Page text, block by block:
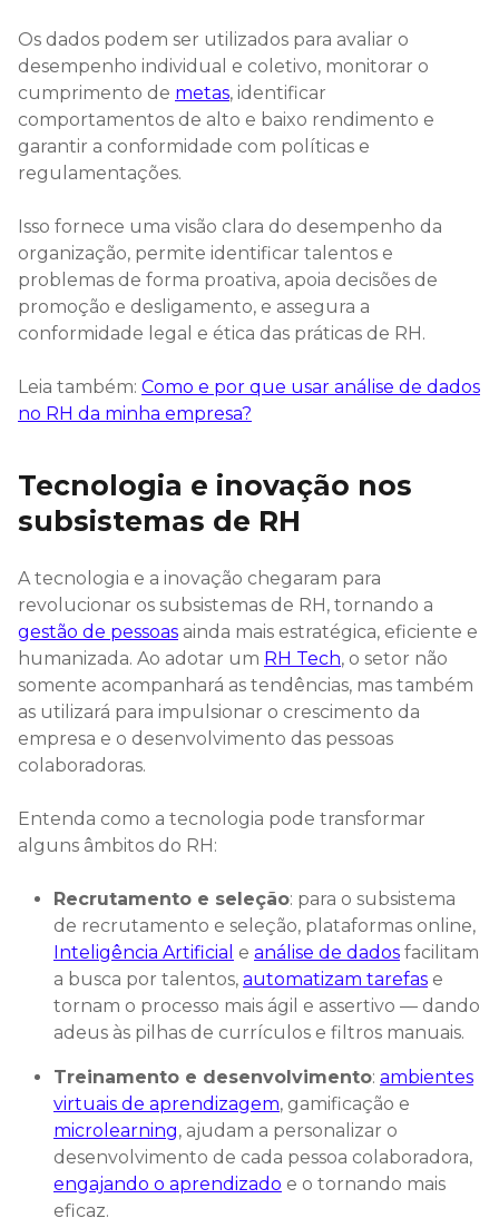
Os dados podem ser utilizados para avaliar o
desempenho individual e coletivo, monitorar o
cumprimento de metas, identificar
comportamentos de alto e baixo rendimento e
garantir a conformidade com políticas e
regulamentações.
Isso fornece uma visão clara do desempenho da
organização, permite identificar talentos e
problemas de forma proativa, apoia decisões de
promoção e desligamento, e assegura a
conformidade legal e ética das práticas de RH.
Leia também: Como e por que usar análise de dados
no RH da minha empresa?
Tecnologia e inovação nos
subsistemas de RH
A tecnologia e a inovação chegaram para
revolucionar os subsistemas de RH, tornando a
gestão de pessoas ainda mais estratégica, eficiente e
humanizada. Ao adotar um RH Tech, o setor não
somente acompanhará as tendências, mas também
as utilizará para impulsionar o crescimento da
empresa e o desenvolvimento das pessoas
colaboradoras.
Entenda como a tecnologia pode transformar
alguns âmbitos do RH:
Recrutamento e seleção: para o subsistema
de recrutamento e seleção, plataformas online,
Inteligência Artificial e análise de dados facilitam
a busca por talentos, automatizam tarefas e
tornam o processo mais ágil e assertivo — dando
adeus às pilhas de currículos e filtros manuais.
Treinamento e desenvolvimento: ambientes
virtuais de aprendizagem, gamificação e
microlearning, ajudam a personalizar o
desenvolvimento de cada pessoa colaboradora,
engajando o aprendizado e o tornando mais
eficaz.